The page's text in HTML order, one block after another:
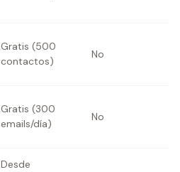
Gratis (500
contactos)
No
Gratis (300
emails/día)
No
Desde